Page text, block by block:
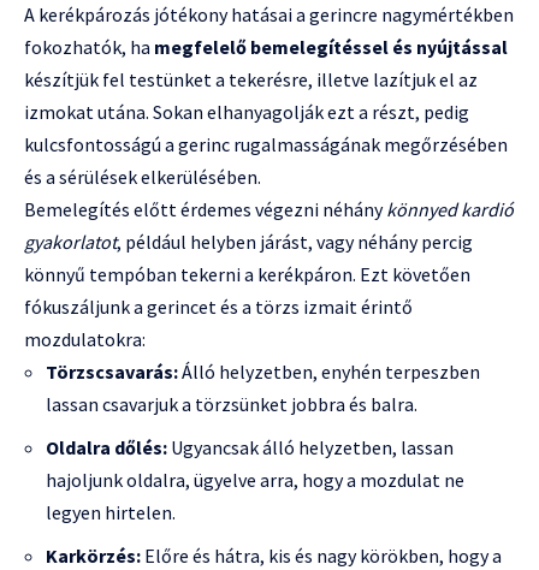
A kerékpározás jótékony hatásai a gerincre nagymértékben
fokozhatók, ha megfelelő bemelegítéssel és nyújtással
készítjük fel testünket a tekerésre, illetve lazítjuk el az
izmokat utána. Sokan elhanyagolják ezt a részt, pedig
kulcsfontosságú a gerinc rugalmasságának megőrzésében
és a sérülések elkerülésében.
Bemelegítés előtt érdemes végezni néhánykönnyed kardió
gyakorlatot, például helyben járást, vagy néhány percig
könnyű tempóban tekerni a kerékpáron. Ezt követően
fókuszáljunk a gerincet és a törzs izmait érintő
mozdulatokra:
Törzscsavarás:Álló helyzetben, enyhén terpeszben
lassan csavarjuk a törzsünket jobbra és balra.
Oldalra dőlés: Ugyancsak álló helyzetben, lassan
hajoljunk oldalra, ügyelve arra, hogy a mozdulat ne
legyen hirtelen.
Karkörzés: Előre és hátra, kis és nagy körökben, hogy a